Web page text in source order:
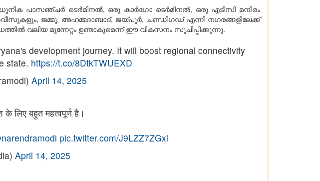
പാസഞ്ചർ ടെർമിനൽ, ഒരു കാർഗോ ടെർമിനൽ, ഒരു എടിസി മന്ദിരം
ജമ്മു, അഹമ്മദാബാദ്, ജയ്പൂർ, ചണ്ഡീഗഡ് എന്നീ നഗരങ്ങളിലേക്ക്
വലിയ മുന്നേറ്റം ഉണ്ടാകുമെന്ന് ഈ വികസനം സൂചിപ്പിക്കുന്നു.
development journey. It will boost regional connectivity
state. https://t.co/8DtkTWUEXD
April 14, 2025
लिए बहुत महत्वपूर्ण है।
pic.twitter.com/J9LZZ7ZGxl
April 14, 2025